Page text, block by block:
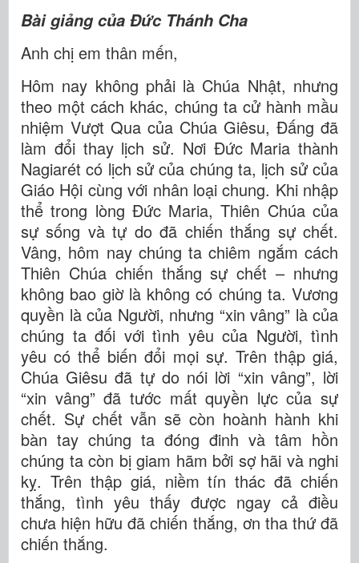
Bài giảng của Đức Thánh Cha
Anh chị em thân mến,
Hôm nay không phải là Chúa Nhật, nhưng
theo một cách khác, chúng ta cử hành mầu
nhiệm Vượt Qua của Chúa Giêsu, Đấng đã
làm đổi thay lịch sử. Nơi Đức Maria thành
Nagiarét có lịch sử của chúng ta, lịch sử của
Giáo Hội cùng với nhân loại chung. Khi nhập
thể trong lòng Đức Maria, Thiên Chúa của
sự sống và tự do đã chiến thắng sự chết.
Vâng, hôm nay chúng ta chiêm ngắm cách
Thiên Chúa chiến thắng sự chết – nhưng
không bao giờ là không có chúng ta. Vương
quyền là của Người, nhưng “xin vâng” là của
chúng ta đối với tình yêu của Người, tình
yêu có thể biến đổi mọi sự. Trên thập giá,
Chúa Giêsu đã tự do nói lời “xin vâng”, lời
“xin vâng” đã tước mất quyền lực của sự
chết. Sự chết vẫn sẽ còn hoành hành khi
bàn tay chúng ta đóng đinh và tâm hồn
chúng ta còn bị giam hãm bởi sợ hãi và nghi
kỵ. Trên thập giá, niềm tín thác đã chiến
thắng, tình yêu thấy được ngay cả điều
chưa hiện hữu đã chiến thắng, ơn tha thứ đã
chiến thắng.